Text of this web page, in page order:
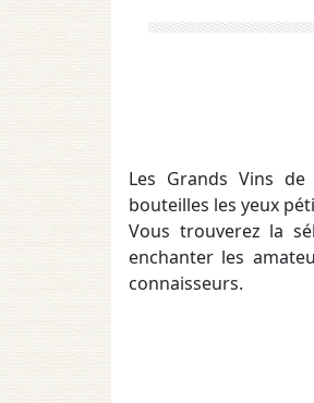
Les Grands Vins
bouteilles les yeux
Vous trouverez la
enchanter les
connaisseurs.